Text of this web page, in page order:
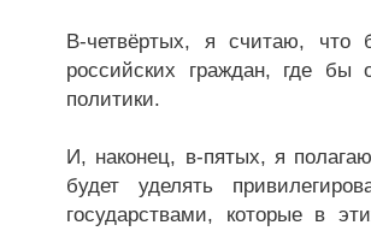
В-четвёртых, я считаю, что
российских граждан, где
политики.
И, наконец, в-пятых, я
будет уделять
государствами, которые в